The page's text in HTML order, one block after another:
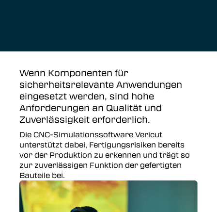
Wenn Komponenten für
sicherheitsrelevante Anwendungen
eingesetzt werden, sind hohe
Anforderungen an Qualität und
Zuverlässigkeit erforderlich.
Die CNC-Simulationssoftware Vericut
unterstützt dabei, Fertigungsrisiken bereits
vor der Produktion zu erkennen und trägt so
zur zuverlässigen Funktion der gefertigten
Bauteile bei.